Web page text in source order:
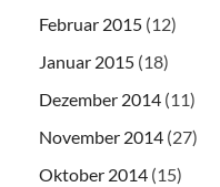
Februar 2015 (12)
Januar 2015 (18)
Dezember 2014 (11)
November 2014 (27)
Oktober 2014 (15)